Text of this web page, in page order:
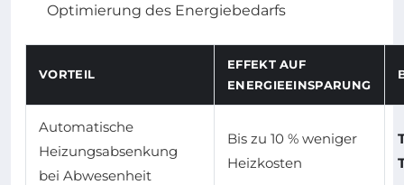
Optimierung des Energiebedarfs
VORTEIL
EFFEKT AUF
ENERGIEEINSPARUNG
Automatische
Heizungsabsenkung
bei Abwesenheit
Bis zu 10 % weniger
Heizkosten